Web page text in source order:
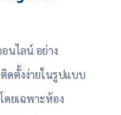
นไลน์ อย่าง
ดตั้งง่ายในรูปแบบ
ดยเฉพาะห้อง